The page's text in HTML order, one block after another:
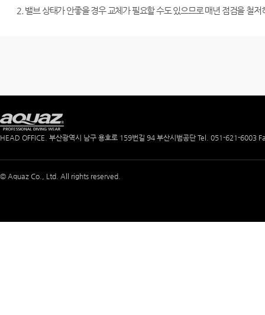
2. 밸브 상태가 안좋을 경우 교체가 필요할 수도 있으므로 매년 점검을 철저
HEAD OFFICE. 부산광역시 남구 용호로 159번길 94 부산시범공단 Tel. 051-621-6003
© Aquaz Co., Ltd. All rights reserved.